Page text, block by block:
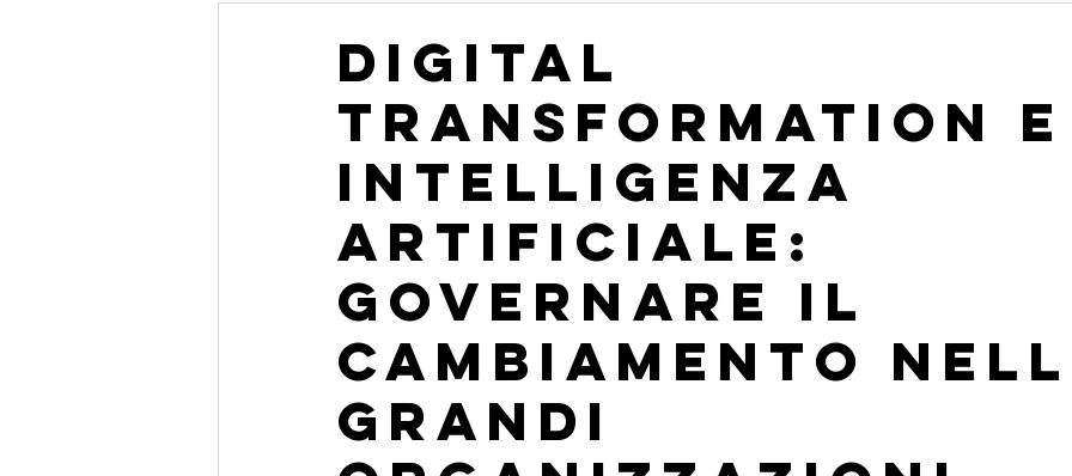
Digital
Transformation e
Intelligenza
Artificiale:
governare il
cambiamento
grandi